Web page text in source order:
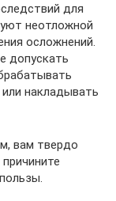
для
неотложной
осложнений.
допускать
накладывать
вам твердо